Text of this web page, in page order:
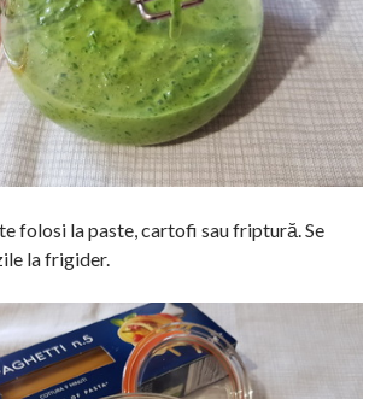
folosi la paste, cartofi sau friptură. Se
la frigider.